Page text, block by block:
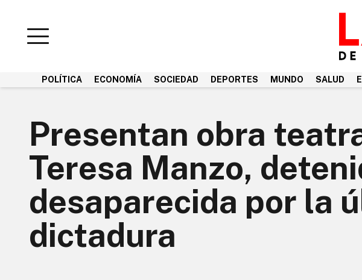
POLÍTICA ECONOMÍA SOCIEDAD DEPORTES MUNDO SALUD
Presentan obra
Teresa Manzo,
desaparecida por la
dictadura